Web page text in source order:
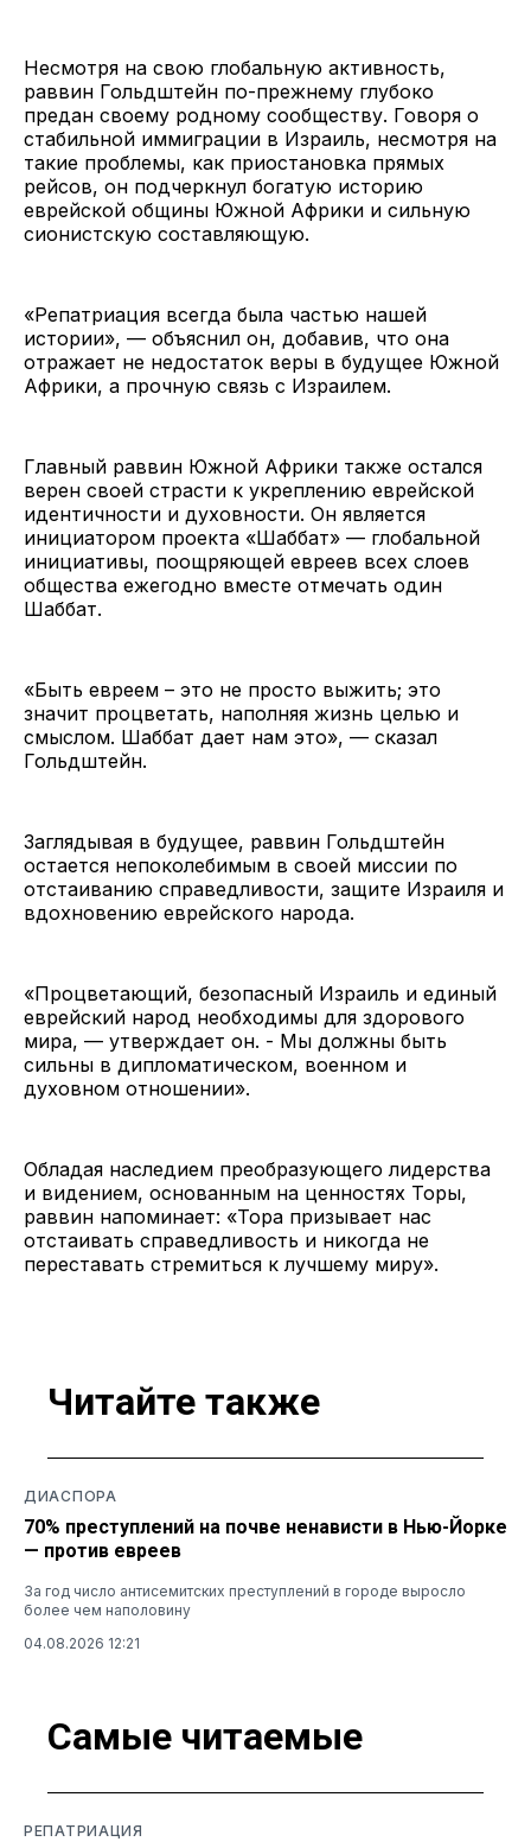
Несмотря на свою глобальную активность,
раввин Гольдштейн по-прежнему глубоко
предан своему родному сообществу. Говоря о
стабильной иммиграции в Израиль, несмотря на
такие проблемы, как приостановка прямых
рейсов, он подчеркнул богатую историю
еврейской общины Южной Африки и сильную
сионистскую составляющую.
«Репатриация всегда была частью нашей
истории», — объяснил он, добавив, что она
отражает не недостаток веры в будущее Южной
Африки, а прочную связь с Израилем.
Главный раввин Южной Африки также остался
верен своей страсти к укреплению еврейской
идентичности и духовности. Он является
инициатором проекта «Шаббат» — глобальной
инициативы, поощряющей евреев всех слоев
общества ежегодно вместе отмечать один
Шаббат.
«Быть евреем – это не просто выжить; это
значит процветать, наполняя жизнь целью и
смыслом. Шаббат дает нам это», — сказал
Гольдштейн.
Заглядывая в будущее, раввин Гольдштейн
остается непоколебимым в своей миссии по
отстаиванию справедливости, защите Израиля и
вдохновению еврейского народа.
«Процветающий, безопасный Израиль и единый
еврейский народ необходимы для здорового
мира, — утверждает он. - Мы должны быть
сильны в дипломатическом, военном и
духовном отношении».
Обладая наследием преобразующего лидерства
и видением, основанным на ценностях Торы,
раввин напоминает: «Тора призывает нас
отстаивать справедливость и никогда не
переставать стремиться к лучшему миру».
Читайте также
ДИАСПОРА
70% преступлений на почве ненависти в Нью-Йорке
— против евреев
За год число антисемитских преступлений в городе выросло
более чем наполовину
04.08.2026 12:21
Самые читаемые
РЕПАТРИАЦИЯ